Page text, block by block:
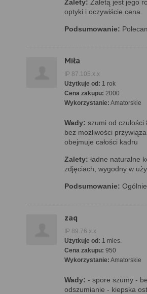
Zalety: Zaletą jest jego
optyki i oczywiście cena.
Podsumowanie:
Miła
IP 87.105.x.x
Użytkuje od: 1 rok
Cena zakupu: 2000
Wykorzystanie: Amatorskie
Wady: szumi od
bez możliwości
obejmuje całości kadru
Zalety: ładne naturalne
zdjęciach, wygodny w
Podsumowanie:
zaq
IP 89.76.x.x
Użytkuje od: 1 mies.
Cena zakupu: 950
Wykorzystanie: Amatorskie
Wady: - spore szumy -
odszumianie - kiepska